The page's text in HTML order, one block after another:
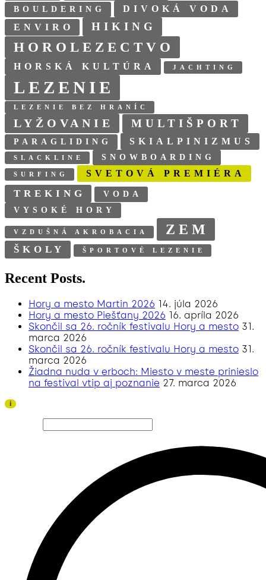
BOULDERING
DIVOKÁ VODA
ENVIRO
HIKING
HOROLEZECTVO
HORSKÁ KULTÚRA JACHTING
LEZENIE
LEZENIE BEZ HRANÍC
LYŽOVANIE MULTIŠPORT
PARAGLIDING SKIALPINIZMUS
SLACKLINE SNOWBOARDING
SURFING SVETOVÁ PREMIÉRA
TREKING
VODA
VYSOKÉ HORY
VZDUŠNÁ AKROBACIA ZEM
ŠKOLY ŠPORTOVÉ LEZENIE
Recent Posts.
Hory a mesto Martin 2026 14. júla 2026
Hory a mesto Piešťany 2026 16. apríla 2026
Skončil sa 26. ročník festivalu Hory a mesto 31.
marca 2026
Skončil sa 26. ročník festivalu Hory a mesto 31.
marca 2026
Žiadna nuda v erboch: Miesto v meste prinieslo
na festival vtip aj poznanie 27. marca 2026
i